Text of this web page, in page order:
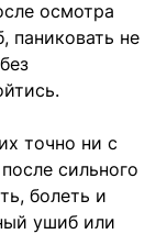
осмотра
паниковать не
точно ни с
сильного
болеть и
ушиб или